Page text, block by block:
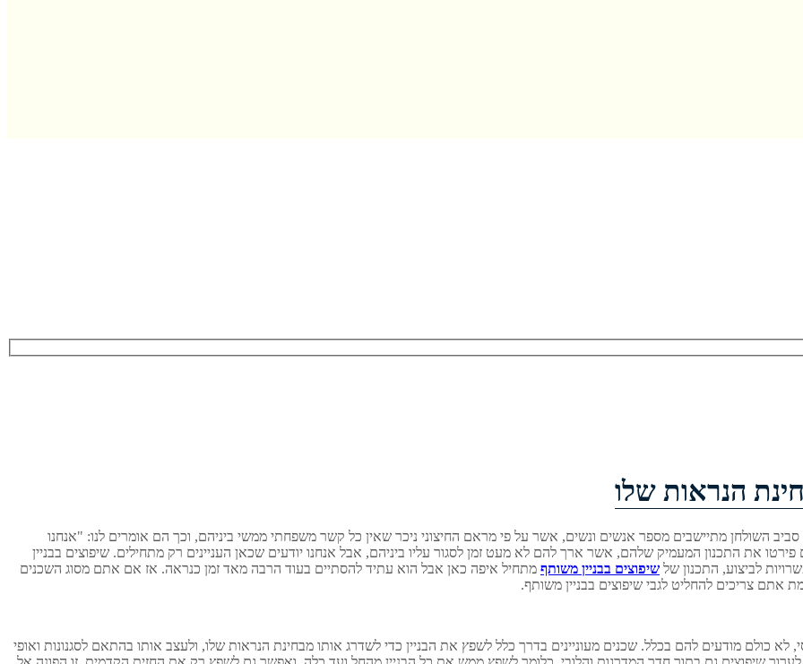
הנראות שלו
השולחן מתיישבים מספר אנשים ונשים, אשר על פי מראם החיצוני ניכר שאין כל קשר משפחתי ממשי ביניהם, וכך הם אומרים לנו: "אנחנו
את התכנון המעמיק שלהם, אשר ארך להם לא מעט זמן לסגור עליו ביניהם, אבל אנחנו יודעים שכאן העניינים רק מתחילים. שיפוצים בבניין
לביצוע, התכנון של שיפוצים בבניין משותף מתחיל איפה כאן אבל הוא עתיד להסתיים בעוד הרבה מאד זמן כנראה. אז אם אתם מסוג השכנים
אתם צריכים להחליט לגבי שיפוצים בבניין משותף.
כולם מודעים להם בכלל. שכנים מעוניינים בדרך כלל לשפץ את הבניין כדי לשדרג אותו מבחינת הנראות שלו, ולעצב אותו בהתאם לסגנונות ואופי